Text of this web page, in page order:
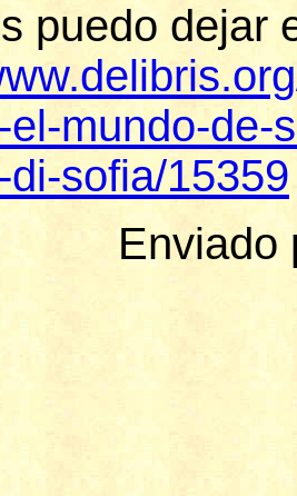
puedo dejar
el-mundo-de-
di-sofia/15359
Enviado